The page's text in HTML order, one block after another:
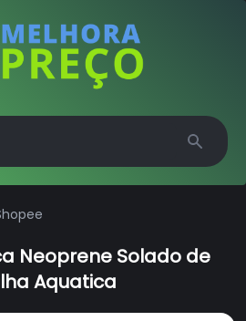
Search
Neoprene Solado de
Aquatica